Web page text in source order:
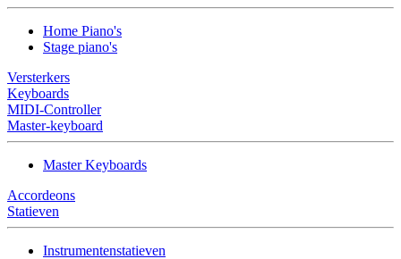
Home Piano's
Stage piano's
Versterkers
Keyboards
MIDI-Controller
Master-keyboard
Master Keyboards
Accordeons
Statieven
Instrumentenstatieven